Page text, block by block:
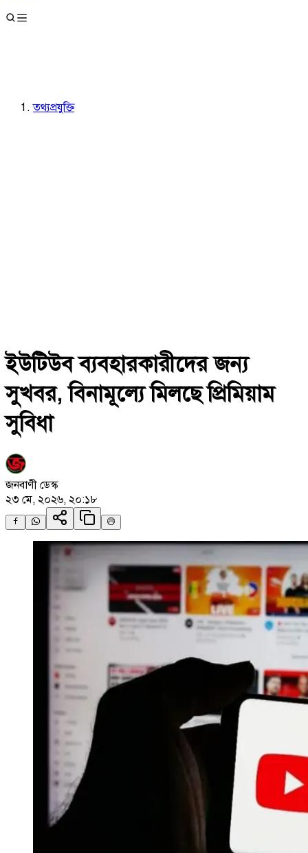
তথ্যপ্রযুক্তি
ইউটিউব ব্যবহারকারীদের জন্য
সুখবর, বিনামূল্যে মিলছে প্রিমিয়াম
সুবিধা
জনবাণী ডেস্ক
২৩ মে, ২০২৬, ২০:১৮